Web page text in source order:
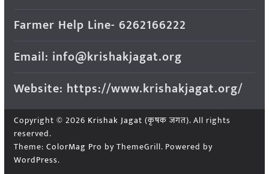
Farmer Help Line- 6262166222
Email: info@krishakjagat.org
Website: https://www.krishakjagat.org/
Copyright © 2026 Krishak Jagat (कृषक जगत). All rights
reserved.
Theme: ColorMag Pro by ThemeGrill. Powered by
WordPress.